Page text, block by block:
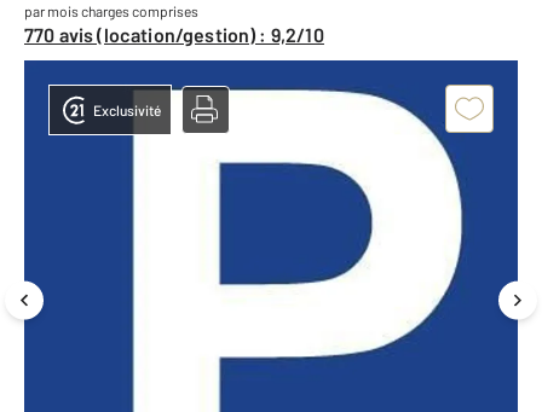
par mois charges comprises
770 avis (location/gestion) : 9,2/10
Exclusivité